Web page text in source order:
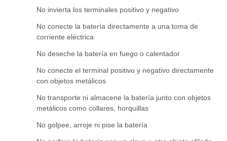
No invierta los terminales positivo y negativo
No conecte la batería directamente a una toma de
corriente eléctrica
No deseche la batería en fuego o calentador
No conecte el terminal positivo y negativo directamente
con objetos metálicos
No transporte ni almacene la batería junto con objetos
metálicos como collares, horquillas
No golpee, arroje ni pise la batería